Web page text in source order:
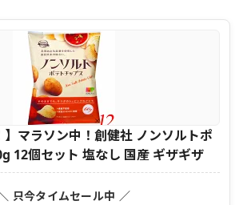
】マラソン中！創健社 ノンソルトポ
12個セット 塩なし 国産 ギザギザ
只今タイムセール中 ／